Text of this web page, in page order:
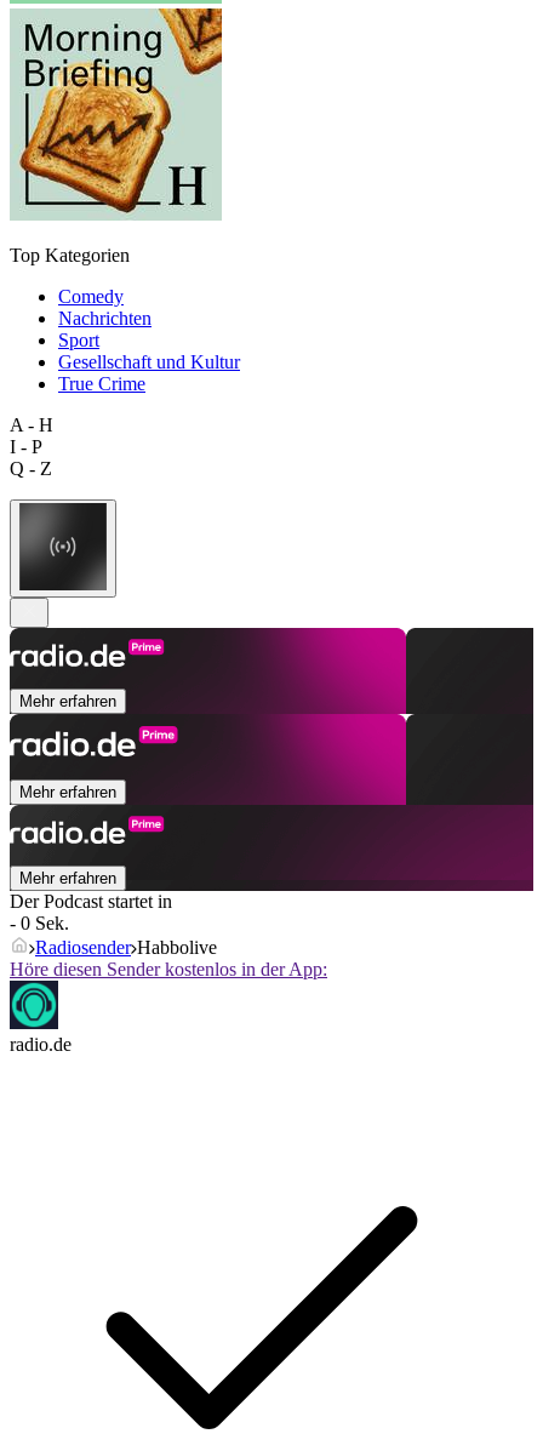
Top Kategorien
Comedy
Nachrichten
Sport
Gesellschaft und Kultur
True Crime
A - H
I - P
Q - Z
Mehr erfahren
Mehr erfahren
Mehr erfahren
Der Podcast startet in
- 0 Sek.
Radiosender Habbolive
Höre diesen Sender kostenlos in der App:
radio.de